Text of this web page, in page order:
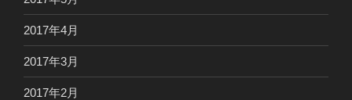
2017年4月
2017年3月
2017年2月